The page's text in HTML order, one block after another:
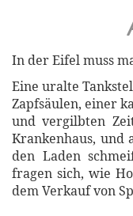
In der Eifel muss
Eine uralte
Zapfsäulen, einer
und vergilbten
Krankenhaus, und
den Laden
fragen sich, wie
dem Verkauf von